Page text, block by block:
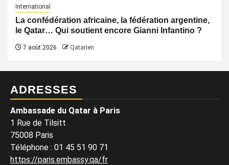
International
La confédération africaine, la fédération argentine,
le Qatar… Qui soutient encore Gianni Infantino ?
7 août 2026 Qatarien
ADRESSES
Ambassade du Qatar à Paris
1 Rue de Tilsitt
75008 Paris
Téléphone : 01 45 51 90 71
https://paris.embassy.qa/fr